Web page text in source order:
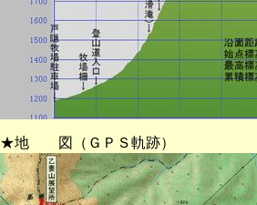
★地 図（ＧＰＳ軌跡）